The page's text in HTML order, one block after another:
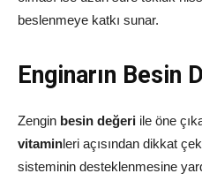
beslenmeye katkı sunar.
Enginarın Besin
Zengin besin değeri ile öne
vitaminleri açısından dikkat
sisteminin desteklenmesine